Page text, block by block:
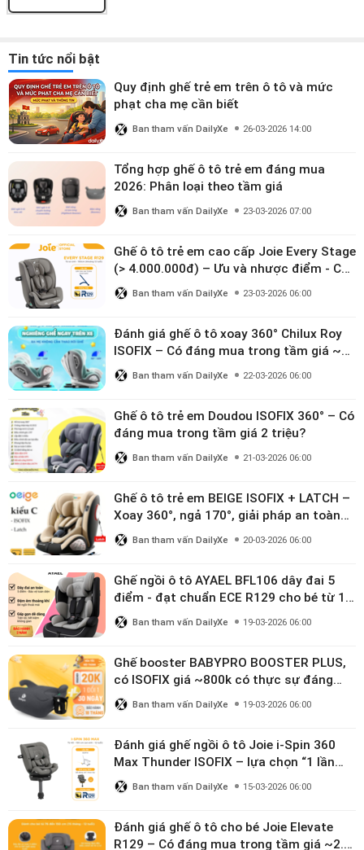
Tin tức nổi bật
Quy định ghế trẻ em trên ô tô và mức
phạt cha mẹ cần biết
Ban tham vấn DailyXe 26-03-2026 14:00
Tổng hợp ghế ô tô trẻ em đáng mua
2026: Phân loại theo tầm giá
Ban tham vấn DailyXe 23-03-2026 07:00
Ghế ô tô trẻ em cao cấp Joie Every Stage
(> 4.000.000đ) – Ưu và nhược điểm - Có
đáng đầu tư cho bé từ 0–12 tuổi?
Ban tham vấn DailyXe 23-03-2026 06:00
Đánh giá ghế ô tô xoay 360° Chilux Roy
ISOFIX – Có đáng mua trong tầm giá ~3
triệu
Ban tham vấn DailyXe 22-03-2026 06:00
Ghế ô tô trẻ em Doudou ISOFIX 360° – Có
đáng mua trong tầm giá 2 triệu?
Ban tham vấn DailyXe 21-03-2026 06:00
Ghế ô tô trẻ em BEIGE ISOFIX + LATCH –
Xoay 360°, ngả 170°, giải pháp an toàn
linh hoạt cho bé 0–10 tuổi
Ban tham vấn DailyXe 20-03-2026 06:00
Ghế ngồi ô tô AYAEL BFL106 dây đai 5
điểm - đạt chuẩn ECE R129 cho bé từ 1–
10 tuổi
Ban tham vấn DailyXe 19-03-2026 06:00
Ghế booster BABYPRO BOOSTER PLUS,
có ISOFIX giá ~800k có thực sự đáng
mua?
Ban tham vấn DailyXe 19-03-2026 06:00
Đánh giá ghế ngồi ô tô Joie i-Spin 360
Max Thunder ISOFIX – lựa chọn “1 lần
dùng đến 12 năm” có đáng giá gần 9
triệu?
Ban tham vấn DailyXe 15-03-2026 06:00
Đánh giá ghế ô tô cho bé Joie Elevate
R129 – Có đáng mua trong tầm giá ~2.8